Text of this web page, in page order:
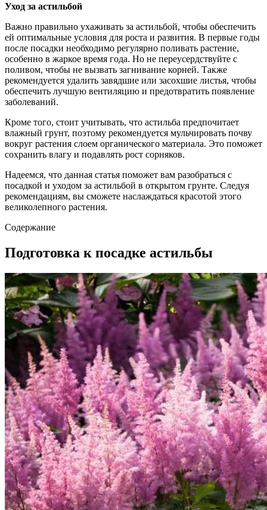
Уход за астильбой
Важно правильно ухаживать за астильбой, чтобы обеспечить
ей оптимальные условия для роста и развития. В первые годы
после посадки необходимо регулярно поливать растение,
особенно в жаркое время года. Но не переусердствуйте с
поливом, чтобы не вызвать загнивание корней. Также
рекомендуется удалить завядшие или засохшие листья, чтобы
обеспечить лучшую вентиляцию и предотвратить появление
заболеваний.
Кроме того, стоит учитывать, что астильба предпочитает
влажный грунт, поэтому рекомендуется мульчировать почву
вокруг растения слоем органического материала. Это поможет
сохранить влагу и подавлять рост сорняков.
Надеемся, что данная статья поможет вам разобраться с
посадкой и уходом за астильбой в открытом грунте. Следуя
рекомендациям, вы сможете наслаждаться красотой этого
великолепного растения.
Содержание
Подготовка к посадке астильбы